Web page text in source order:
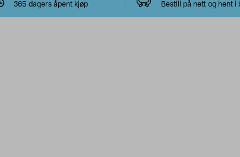
365 dagers åpent kjøp
Bestill på nett og hent i